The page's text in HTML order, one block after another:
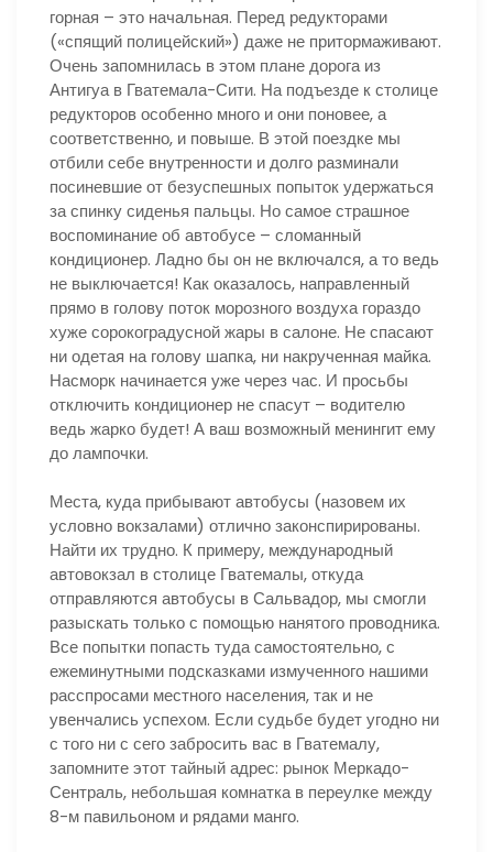
горная – это начальная. Перед редукторами
(«спящий полицейский») даже не притормаживают.
Очень запомнилась в этом плане дорога из
Антигуа в Гватемала-Сити. На подъезде к столице
редукторов особенно много и они поновее, а
соответственно, и повыше. В этой поездке мы
отбили себе внутренности и долго разминали
посиневшие от безуспешных попыток удержаться
за спинку сиденья пальцы. Но самое страшное
воспоминание об автобусе – сломанный
кондиционер. Ладно бы он не включался, а то ведь
не выключается! Как оказалось, направленный
прямо в голову поток морозного воздуха гораздо
хуже сорокоградусной жары в салоне. Не спасают
ни одетая на голову шапка, ни накрученная майка.
Насморк начинается уже через час. И просьбы
отключить кондиционер не спасут – водителю
ведь жарко будет! А ваш возможный менингит ему
до лампочки.
Места, куда прибывают автобусы (назовем их
условно вокзалами) отлично законспирированы.
Найти их трудно. К примеру, международный
автовокзал в столице Гватемалы, откуда
отправляются автобусы в Сальвадор, мы смогли
разыскать только с помощью нанятого проводника.
Все попытки попасть туда самостоятельно, с
ежеминутными подсказками измученного нашими
расспросами местного населения, так и не
увенчались успехом. Если судьбе будет угодно ни
с того ни с сего забросить вас в Гватемалу,
запомните этот тайный адрес: рынок Меркадо-
Сентраль, небольшая комнатка в переулке между
8-м павильоном и рядами манго.